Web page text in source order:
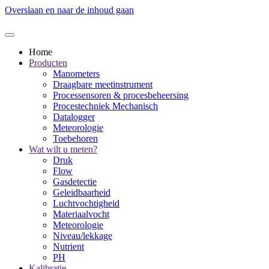
Overslaan en naar de inhoud gaan
Home
Producten
Manometers
Draagbare meetinstrument
Processensoren & procesbeheersing
Procestechniek Mechanisch
Datalogger
Meteorologie
Toebehoren
Wat wilt u meten?
Druk
Flow
Gasdetectie
Geleidbaarheid
Luchtvochtigheid
Materiaalvocht
Meteorologie
Niveau/lekkage
Nutrient
PH